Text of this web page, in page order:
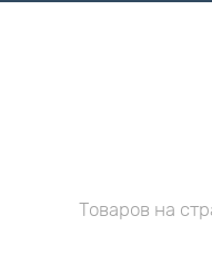
Товаров на